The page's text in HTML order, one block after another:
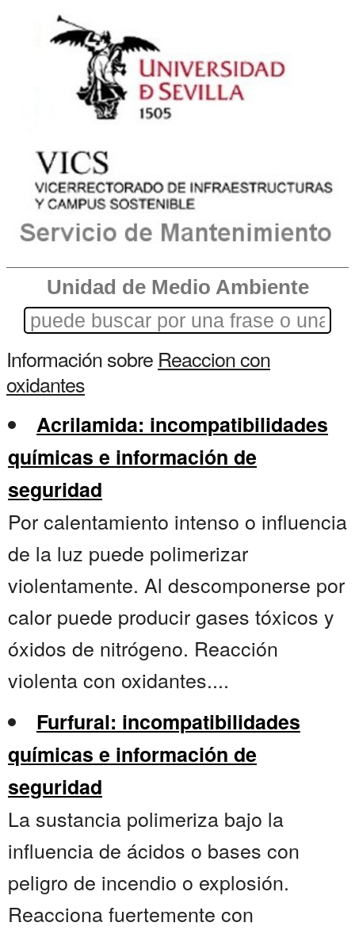
Unidad de Medio Ambiente
Información sobre Reaccion con
oxidantes
Acrilamida: incompatibilidades
químicas e información de
seguridad
Por calentamiento intenso o influencia
de la luz puede polimerizar
violentamente. Al descomponerse por
calor puede producir gases tóxicos y
óxidos de nitrógeno. Reacción
violenta con oxidantes....
Furfural: incompatibilidades
químicas e información de
seguridad
La sustancia polimeriza bajo la
influencia de ácidos o bases con
peligro de incendio o explosión.
Reacciona fuertemente con